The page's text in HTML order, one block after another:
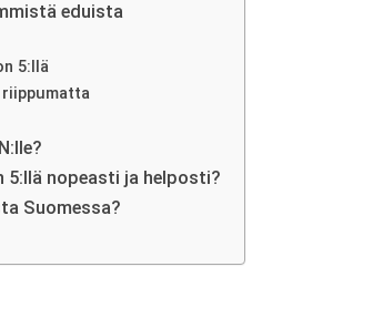
eduista
5:llä
riippumatta
5:llä nopeasti ja helposti?
Suomessa?